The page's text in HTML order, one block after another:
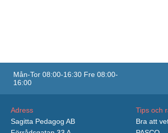
Mån-Tor 08:00-16:30 Fre 08:00-
16:00
Adress
Sagitta Pedagog AB
Tips och
Bra att